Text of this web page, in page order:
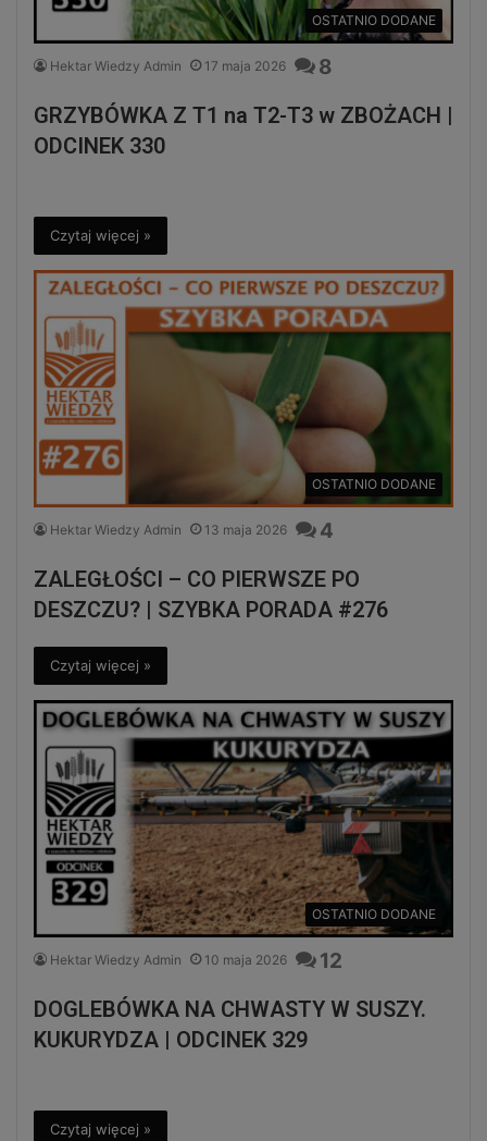
OSTATNIO DODANE
Hektar Wiedzy Admin 17 maja 2026 8
GRZYBÓWKA Z T1 na T2-T3 w ZBOŻACH |
ODCINEK 330
Czytaj więcej »
OSTATNIO DODANE
Hektar Wiedzy Admin 13 maja 2026 4
ZALEGŁOŚCI – CO PIERWSZE PO
DESZCZU? | SZYBKA PORADA #276
Czytaj więcej »
OSTATNIO DODANE
Hektar Wiedzy Admin 10 maja 2026 12
DOGLEBÓWKA NA CHWASTY W SUSZY.
KUKURYDZA | ODCINEK 329
Czytaj więcej »